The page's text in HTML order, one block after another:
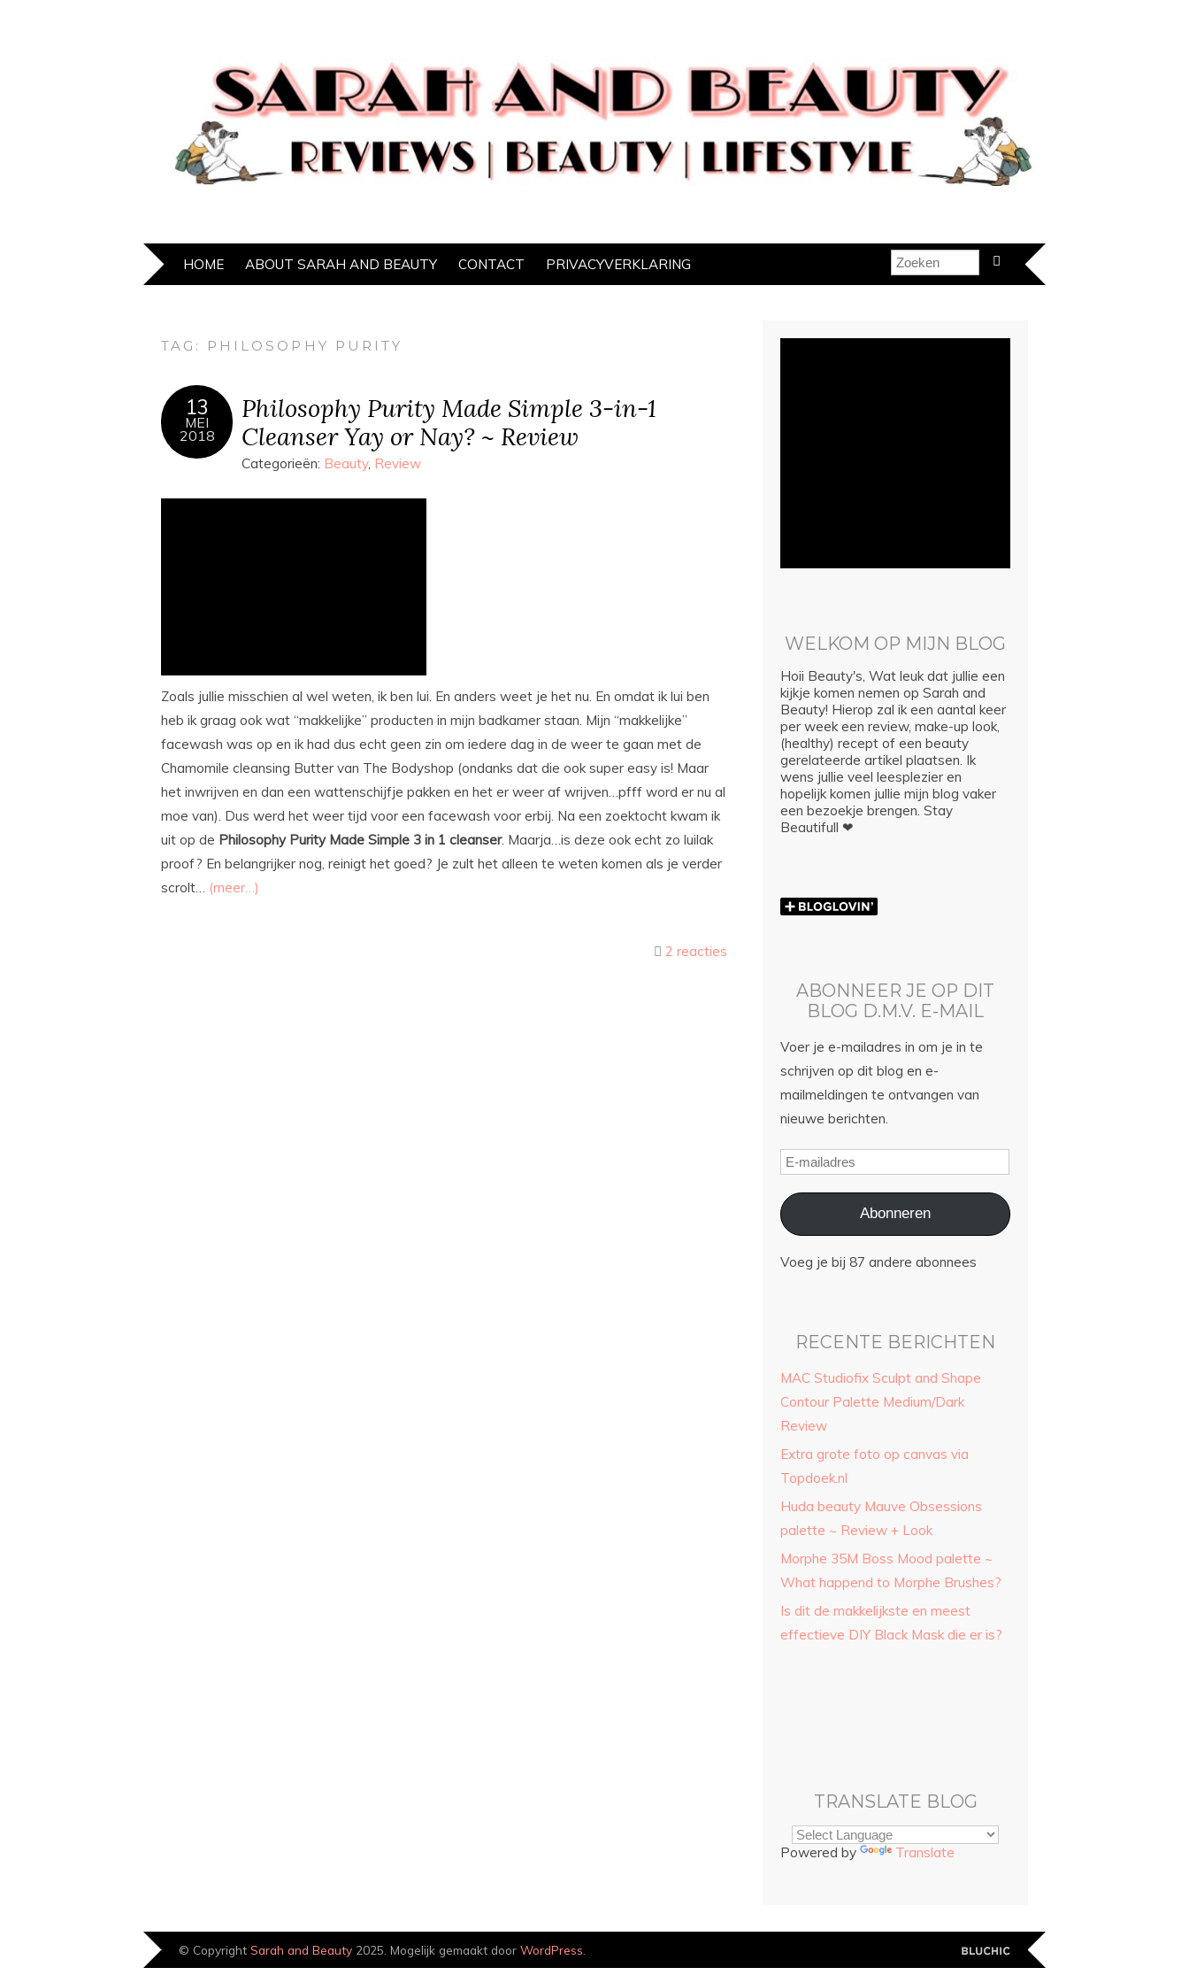
HOME ABOUT SARAH AND BEAUTY CONTACT PRIVACYVERKLARING
TAG: PHILOSOPHY PURITY
13
MEI
2018
Philosophy Purity Made Simple 3-in-1
Cleanser Yay or Nay? ~ Review
Categorieën: Beauty, Review
Zoals jullie misschien al wel weten, ik ben lui. En anders weet je het nu. En omdat ik lui ben
heb ik graag ook wat “makkelijke” producten in mijn badkamer staan. Mijn “makkelijke”
facewash was op en ik had dus echt geen zin om iedere dag in de weer te gaan met de
Chamomile cleansing Butter van The Bodyshop (ondanks dat die ook super easy is! Maar
het inwrijven en dan een wattenschijfje pakken en het er weer af wrijven…pfff word er nu al
moe van). Dus werd het weer tijd voor een facewash voor erbij. Na een zoektocht kwam ik
uit op de Philosophy Purity Made Simple 3 in 1 cleanser. Maarja…is deze ook echt zo luilak
proof? En belangrijker nog, reinigt het goed? Je zult het alleen te weten komen als je verder
scrolt… (meer…)
2 reacties
WELKOM OP MIJN BLOG
Hoii Beauty's, Wat leuk dat jullie een
kijkje komen nemen op Sarah and
Beauty! Hierop zal ik een aantal keer
per week een review, make-up look,
(healthy) recept of een beauty
gerelateerde artikel plaatsen. Ik
wens jullie veel leesplezier en
hopelijk komen jullie mijn blog vaker
een bezoekje brengen. Stay
Beautifull ❤
ABONNEER JE OP DIT
BLOG D.M.V. E-MAIL
Voer je e-mailadres in om je in te
schrijven op dit blog en e-
mailmeldingen te ontvangen van
nieuwe berichten.
Abonneren
Voeg je bij 87 andere abonnees
RECENTE BERICHTEN
MAC Studiofix Sculpt and Shape
Contour Palette Medium/Dark
Review
Extra grote foto op canvas via
Topdoek.nl
Huda beauty Mauve Obsessions
palette ~ Review + Look
Morphe 35M Boss Mood palette ~
What happend to Morphe Brushes?
Is dit de makkelijkste en meest
effectieve DIY Black Mask die er is?
TRANSLATE BLOG
Powered by Translate
© Copyright Sarah and Beauty 2025. Mogelijk gemaakt door WordPress